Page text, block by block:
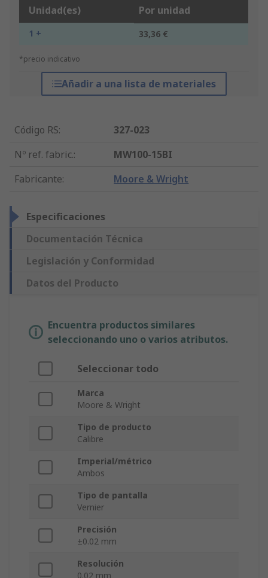
Unidad(es) Por unidad
1 + 33,36 €
*precio indicativo
Añadir a una lista de materiales
Código RS:
327-023
Nº ref. fabric.:
MW100-15BI
Fabricante: Moore & Wright
Especificaciones
Documentación Técnica
Legislación y Conformidad
Datos del Producto
Encuentra productos similares
seleccionando uno o varios atributos.
Seleccionar todo
Marca
Moore & Wright
Tipo de producto
Calibre
Imperial/métrico
Ambos
Tipo de pantalla
Vernier
Precisión
±0.02 mm
Resolución
0.02 mm